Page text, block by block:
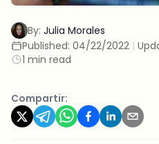
By: Julia Morales
Published: 04/22/2022 |
1 min read
Compartir: